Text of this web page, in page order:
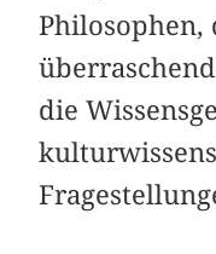
Philosophen,
die